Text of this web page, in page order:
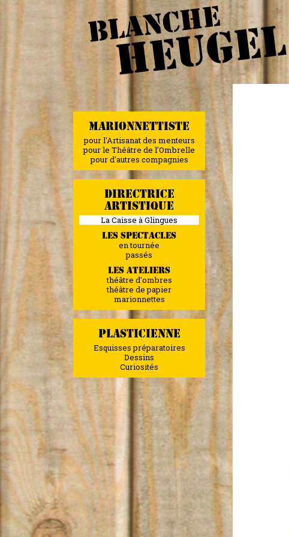
BLANCHE
HEUGEL
MARIONNETTISTE
pour l'Artisanat des menteurs
pour le Théâtre de l'Ombrelle
pour d'autres compagnies
DIRECTRICE
ARTISTIQUE
La Caisse à Glingues
LES SPECTACLES
en tournée
passés
LES ATELIERS
théâtre d'ombres
théâtre de papier
marionnettes
PLASTICIENNE
Esquisses préparatoires
Dessins
Curiosités